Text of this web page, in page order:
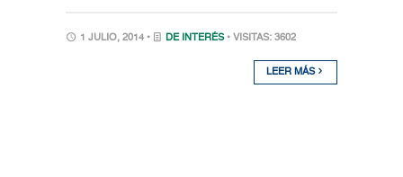
1 JULIO, 2014 • DE INTERÉS • VISITAS: 3602
LEER MÁS